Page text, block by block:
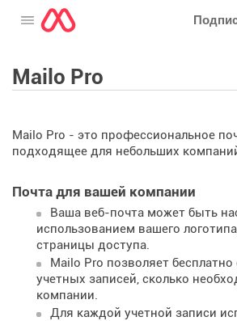
Открыть меню
Mailo Pro
Mailo Pro - это профессиональное
подходящее для небольших
Почта для вашей компании
Ваша веб-почта может быть
использованием вашего
страницы доступа.
Mailo Pro позволяет бесплатно
учетных записей, сколько
компании.
Для каждой учетной записи